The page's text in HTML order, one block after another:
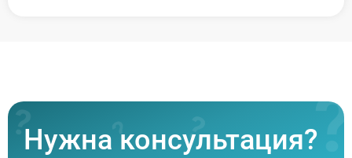
Нужна консультация?